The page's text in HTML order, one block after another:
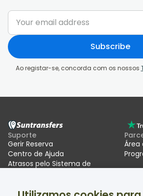
Subscribe
Ao registar-se, concorda com os nossos
Suporte
Gerir Reserva
Centro de Ajuda
Atrasos pelo Sistema de
Área